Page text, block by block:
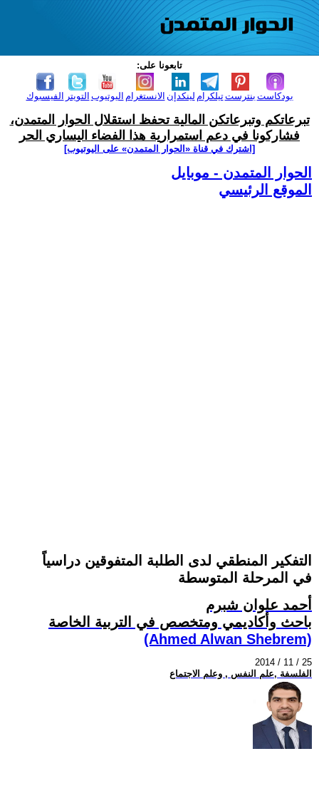
تابعونا على:
الفيسبوك التويتر اليوتيوب الانستغرام لينكدإن تيلكرامبنترست بودكاست
تبرعاتكم وتبرعاتكن المالية تحفظ استقلال الحوار المتمدن،
فشاركونا في دعم استمرارية هذا الفضاء اليساري الحر
[اشترك في قناة ‫«الحوار المتمدن» على اليوتيوب]
الحوار المتمدن - موبايل
الموقع الرئيسي
التفكير المنطقي لدى الطلبة المتفوقين دراسياً
في المرحلة المتوسطة
أحمد علوان شبرم
باحث وأكاديمي ومتخصص في التربية الخاصة
(Ahmed Alwan Shebrem)
2014 / 11 / 25
الفلسفة ,علم النفس , وعلم الاجتماع